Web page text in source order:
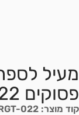
מעיל
פסוקים RGT-022
קוד מוצר: RGT-022